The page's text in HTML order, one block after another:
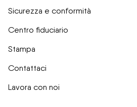
Sicurezza e conformità
Centro fiduciario
Stampa
Contattaci
Lavora con noi